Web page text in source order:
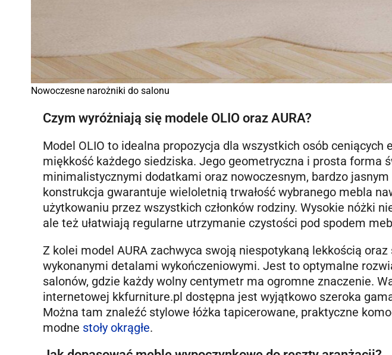
Nowoczesne narożniki do salonu
Czym wyróżniają się modele OLIO oraz AURA?
Model OLIO to idealna propozycja dla wszystkich osób ceniących
miękkość każdego siedziska. Jego geometryczna i prosta forma
minimalistycznymi dodatkami oraz nowoczesnym, bardzo
konstrukcja gwarantuje wieloletnią trwałość wybranego mebla
użytkowaniu przez wszystkich członków rodziny. Wysokie nóżki
ale też ułatwiają regularne utrzymanie czystości pod spodem
Z kolei model AURA zachwyca swoją niespotykaną lekkością
wykonanymi detalami wykończeniowymi. Jest to optymalne
salonów, gdzie każdy wolny centymetr ma ogromne znaczenie.
internetowej kkfurniture.pl dostępna jest wyjątkowo szeroka
Można tam znaleźć stylowe łóżka tapicerowane, praktyczne
modne stoły okrągłe.